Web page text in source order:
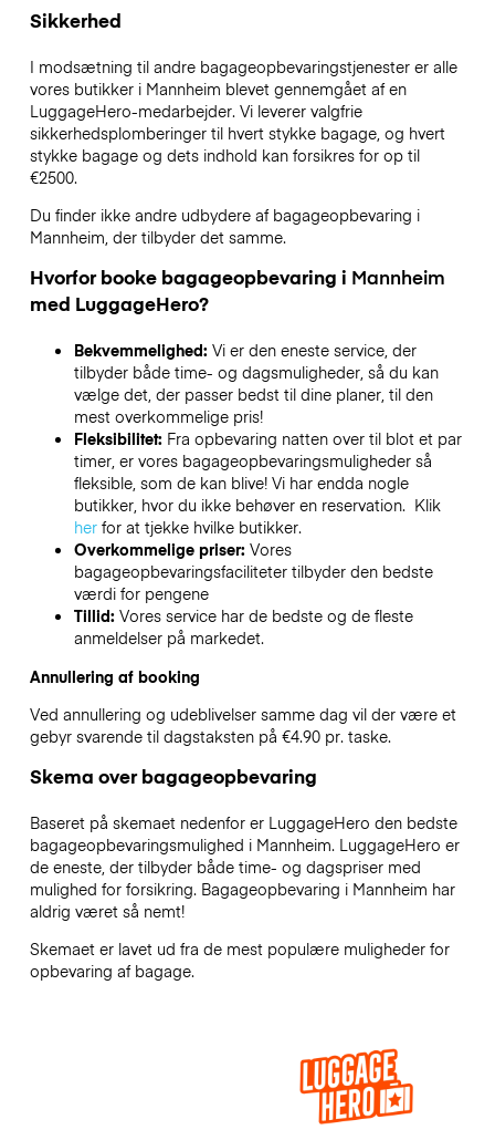
Sikkerhed
I modsætning til andre bagageopbevaringstjenesterer alle
vores butikker i Mannheim blevet gennemgået af en
LuggageHero-medarbejder. Vi leverer valgfrie
sikkerhedsplomberinger til hvert stykke bagage, og hvert
stykke bagage og dets indhold kan forsikres for op til
€2500.
Du finder ikke andre udbydere af bagageopbevaring i
Mannheim, der tilbyder det samme.
Hvorfor booke bagageopbevaring i Mannheim
med LuggageHero?
Bekvemmelighed: Vi er den eneste service, der
tilbyder både time- og dagsmuligheder, så du kan
vælge det, der passer bedst til dine planer, til den
mest overkommelige pris!
Fleksibilitet: Fra opbevaring natten over til blot et par
timer, er vores bagageopbevaringsmuligheder så
fleksible, som de kan blive! Vi har endda nogle
butikker, hvor du ikke behøver en reservation. Klik
herfor at tjekke hvilke butikker.
Overkommelige priser: Vores
bagageopbevaringsfaciliteter tilbyder den bedste
værdi for pengene
Tillid: Vores service har de bedste og de fleste
anmeldelser på markedet.
Annullering af booking
Ved annullering og udeblivelser samme dag vil der være et
gebyr svarende til dagstaksten på €4.90 pr. taske.
Skema over bagageopbevaring
Baseret på skemaet nedenfor er LuggageHero den bedste
bagageopbevaringsmulighed i Mannheim. LuggageHero er
de eneste, der tilbyder både time- og dagspriser med
mulighed for forsikring. Bagageopbevaring i Mannheim har
aldrig været så nemt!
Skemaet er lavet ud fra de mest populære muligheder for
opbevaring af bagage.